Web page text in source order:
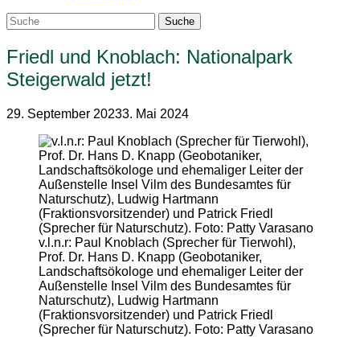
Friedl und Knoblach: Nationalpark
Steigerwald jetzt!
29. September 20233. Mai 2024
v.l.n.r: Paul Knoblach (Sprecher für Tierwohl),
Prof. Dr. Hans D. Knapp (Geobotaniker,
Landschaftsökologe und ehemaliger Leiter der
Außenstelle Insel Vilm des Bundesamtes für
Naturschutz), Ludwig Hartmann
(Fraktionsvorsitzender) und Patrick Friedl
(Sprecher für Naturschutz). Foto: Patty Varasano